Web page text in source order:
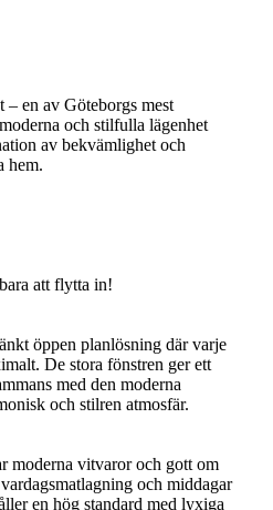
en av Göteborgs mest
och stilfulla lägenhet
av bekvämlighet och
hem.
att flytta in!
öppen planlösning där varje
De stora fönstren ger ett
med den moderna
och stilren atmosfär.
moderna vitvaror och gott om
och middagar
en hög standard med lyxiga